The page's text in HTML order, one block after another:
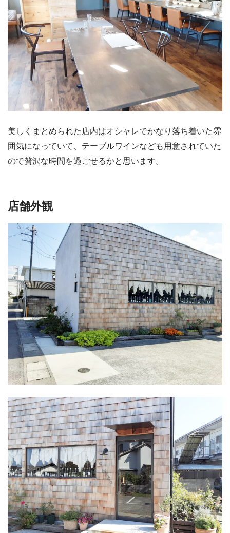
美しくまとめられた店内はオシャレでかなり落ち着いた雰
囲気になっていて、テーブルワインなども用意されていた
ので贅沢な時間を過ごせるかと思います。
店舗外観